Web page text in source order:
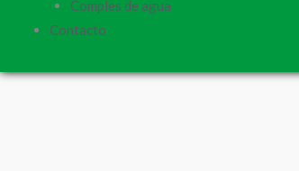
Comples de agua
Contacto